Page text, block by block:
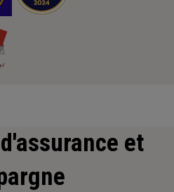
d'assurance et